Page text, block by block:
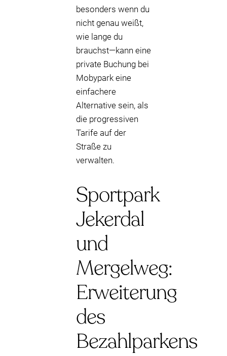
besonders wenn du
nicht genau weißt,
wie lange du
brauchst—kann eine
private Buchung bei
Mobypark eine
einfachere
Alternative sein, als
die progressiven
Tarife auf der
Straße zu
verwalten.
Sportpark
Jekerdal
und
Mergelweg:
Erweiterung
des
Bezahlparkens